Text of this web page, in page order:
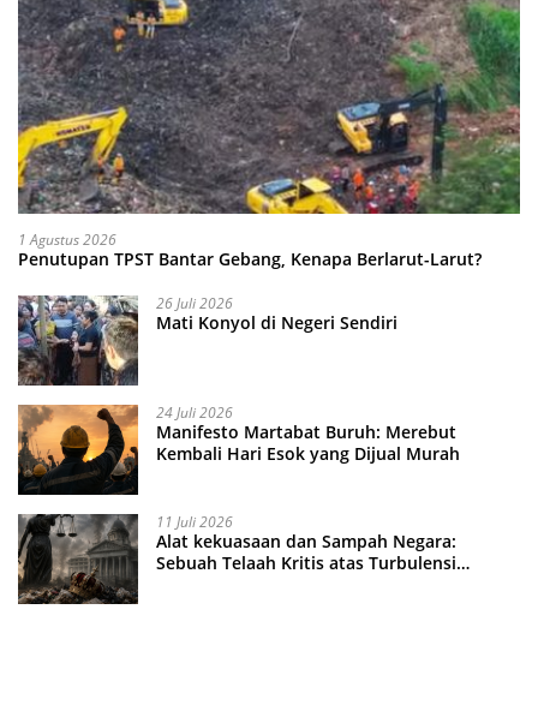
1 Agustus 2026
Penutupan TPST Bantar Gebang, Kenapa Berlarut-Larut?
26 Juli 2026
Mati Konyol di Negeri Sendiri
24 Juli 2026
Manifesto Martabat Buruh: Merebut
Kembali Hari Esok yang Dijual Murah
11 Juli 2026
Alat kekuasaan dan Sampah Negara:
Sebuah Telaah Kritis atas Turbulensi